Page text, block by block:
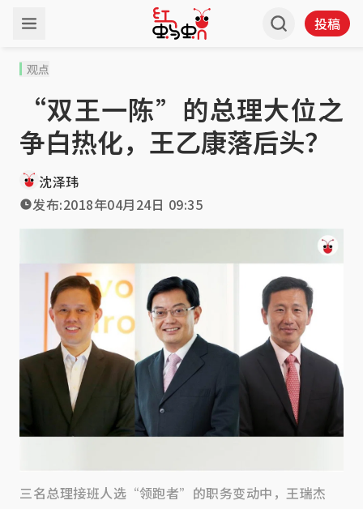
投稿
观点
“双王一陈”的总理大位之
争白热化，王乙康落后头？
沈泽玮
发布:2018年04月24日 09:35
三名总理接班人选“领跑者”的职务变动中，王瑞杰